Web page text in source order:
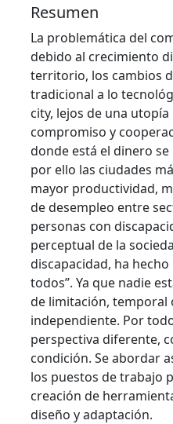
Resumen
La problemática del
debido al crecimiento
territorio, los cambios
tradicional a lo
city, lejos de una
compromiso y
donde está el dinero
por ello las ciudades
mayor productividad,
de desempleo entre
personas con
perceptual de la
discapacidad, ha
todos”. Ya que nadie
de limitación, temporal
independiente. Por
perspectiva diferente,
condición. Se abordar
los puestos de trabajo
creación de
diseño y adaptación.